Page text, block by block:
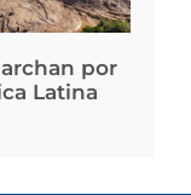
por
Latina